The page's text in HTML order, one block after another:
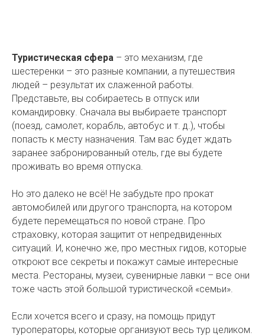
Туристическая сфера – это механизм, где
шестеренки – это разные компании, а путешествия
людей – результат их слаженной работы.
Представьте, вы собираетесь в отпуск или
командировку. Сначала вы выбираете транспорт
(поезд, самолет, корабль, автобус и т. д.), чтобы
попасть к месту назначения. Там вас будет ждать
заранее забронированный отель, где вы будете
проживать во время отпуска.
Но это далеко не всё! Не забудьте про прокат
автомобилей или другого транспорта, на котором
будете перемещаться по новой стране. Про
страховку, которая защитит от непредвиденных
ситуаций. И, конечно же, про местных гидов, которые
откроют все секреты и покажут самые интересные
места. Рестораны, музеи, сувенирные лавки – все они
тоже часть этой большой туристической «семьи».
Если хочется всего и сразу, на помощь придут
туроператоры, которые организуют весь тур целиком.